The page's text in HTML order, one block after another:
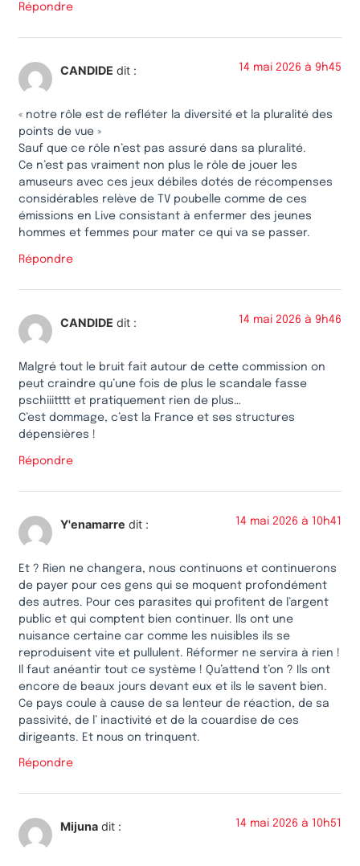
Répondre
CANDIDE dit : 14 mai 2026 à 9h45
« notre rôle est de refléter la diversité et la pluralité des
points de vue »
Sauf que ce rôle n’est pas assuré dans sa pluralité.
Ce n’est pas vraiment non plus le rôle de jouer les
amuseurs avec ces jeux débiles dotés de récompenses
considérables relève de TV poubelle comme de ces
émissions en Live consistant à enfermer des jeunes
hommes et femmes pour mater ce qui va se passer.
Répondre
CANDIDE dit : 14 mai 2026 à 9h46
Malgré tout le bruit fait autour de cette commission on
peut craindre qu’une fois de plus le scandale fasse
pschiiitttt et pratiquement rien de plus…
C’est dommage, c’est la France et ses structures
dépensières !
Répondre
Y'enamarre dit : 14 mai 2026 à 10h41
Et ? Rien ne changera, nous continuons et continuerons
de payer pour ces gens qui se moquent profondément
des autres. Pour ces parasites qui profitent de l’argent
public et qui comptent bien continuer. Ils ont une
nuisance certaine car comme les nuisibles ils se
reproduisent vite et pullulent. Réformer ne servira à rien !
Il faut anéantir tout ce système ! Qu’attend t’on ? Ils ont
encore de beaux jours devant eux et ils le savent bien.
Ce pays coule à cause de sa lenteur de réaction, de sa
passivité, de l’ inactivité et de la couardise de ces
dirigeants. Et nous on trinquent.
Répondre
Mijuna dit : 14 mai 2026 à 10h51